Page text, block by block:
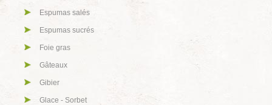
Espumas salés
Espumas sucrés
Foie gras
Gâteaux
Gibier
Glace - Sorbet